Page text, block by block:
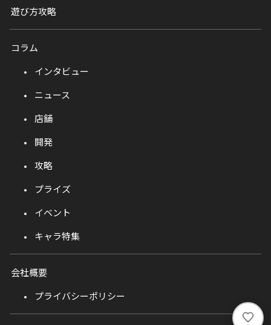
い
遊び方攻略
コラム
インタビュー
ニュース
店舗
開発
攻略
プライズ
イベント
キャラ特集
会社概要
プライバシーポリシー